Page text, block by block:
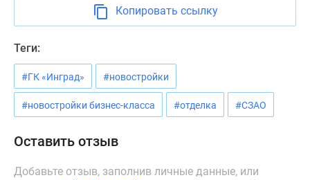
авторы
проекте
Контакты
Реклама
сайте
Копировать ссылку
Теги:
#ГК «Инград» #новостройки
#новостройки бизнес-класса #отделка #СЗАО
Оставить отзыв
Добавьте отзыв, заполнив личные данные, или